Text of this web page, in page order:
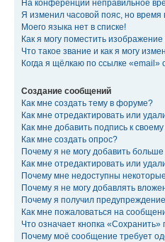
На конференции неправильное
Я изменил часовой пояс, но время
Моего языка нет в списке!
Как я могу поместить
Что такое звание и как я могу
Когда я щёлкаю по ссылке
Создание сообщений
Как мне создать тему в форуме?
Как мне отредактировать или
Как мне добавить подпись к
Как мне создать опрос?
Почему я не могу добавить
Как мне отредактировать или
Почему мне недоступны
Почему я не могу добавлять
Почему я получил
Как мне пожаловаться на
Что означает кнопка
Почему моё сообщение требует